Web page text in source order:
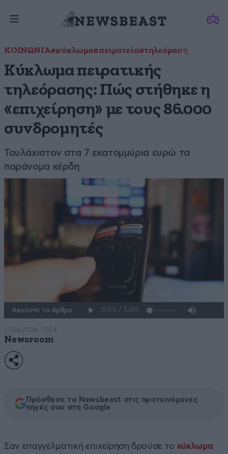
ΚΟΙΝΩΝΙΑ#κύκλωμα#πειρατεία#τηλεόραση
Κύκλωμα πειρατικής
τηλεόρασης: Πώς στήθηκε η
«επιχείρηση» με τους 86.000
συνδρομητές
Τουλάχιστον στα 7 εκατομμύρια ευρώ τα
παράνομα κέρδη
Ακούστε το άρθρο
17·06·2026 17:54
Newsroom
Πρόσθεσε το Newsbeast στις προτεινόμενες
πηγές σου στη Google
Σαν επαγγελματική επιχείρηση δρούσε το κύκλωμα